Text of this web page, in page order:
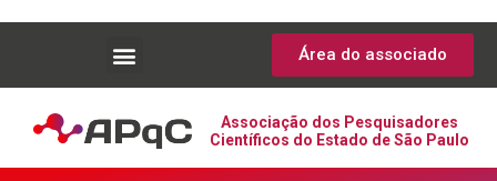
Área do associado
Associação dos Pesquisadores
Científicos do Estado de São Paulo